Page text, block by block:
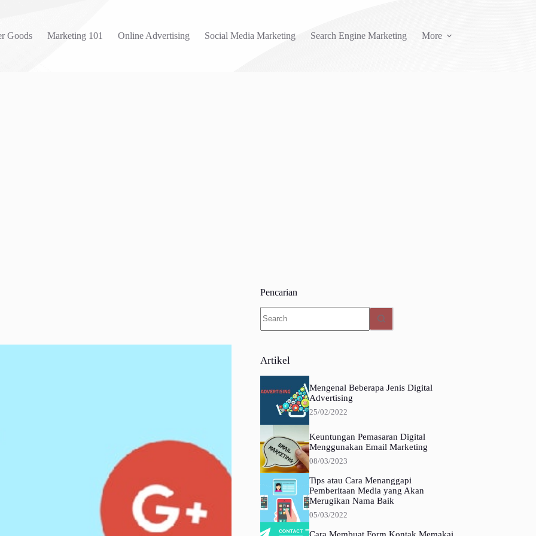
Goods Marketing 101 Online Advertising Social Media Marketing Search Engine Marketing More
Pencarian
results
Artikel
Mengenal Beberapa Jenis Digital
Advertising
25/02/2022
Keuntungan Pemasaran Digital
Menggunakan Email Marketing
08/03/2023
Tips atau Cara Menanggapi
Pemberitaan Media yang Akan
Merugikan Nama Baik
05/03/2022